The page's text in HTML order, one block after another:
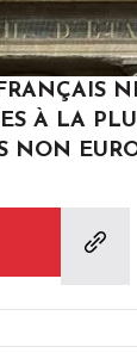
À LA
NON